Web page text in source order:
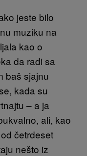
jeste bilo
muziku na
kao o
da radi sa
baš sjajnu
kada su
– a ja
ali, kao
četrdeset
nešto iz